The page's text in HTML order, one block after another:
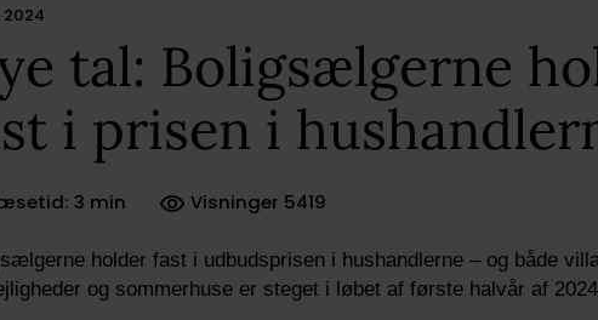
tal: Boligsælgerne
i prisen i
2024
3 min Visninger 5419
holder fast i udbudsprisen i hushandlerne – og både
og sommerhuse er steget i løbet af første halvår af